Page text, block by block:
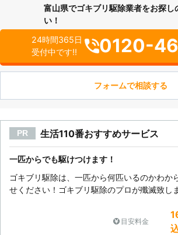
富山県でゴキブリ駆除業者をお探し
い！
24時間365日
受付中です!!
0120-
フォームで相談する
PR 生活110番おすすめサービス
一匹からでも駆けつけます！
ゴキブリ駆除は、一匹から何匹いるのかわか
せください！ゴキブリ駆除のプロが殲滅致し
目安料金